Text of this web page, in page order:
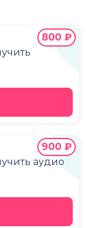
800 ₽
аудио
900 ₽